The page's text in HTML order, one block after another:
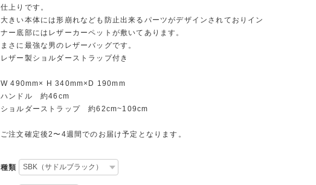
仕上りです。
大きい本体には形崩れなども防止出来るパーツがデザインされておりイン
ナー底部にはレザーカーペットが敷いてあります。
まさに最強な男のレザーバッグです。
レザー製ショルダーストラップ付き
W 490mm× H 340mm×D 190mm
ハンドル 約46cm
ショルダーストラップ 約62cm~109cm
ご注文確定後2〜4週間でのお届け予定となります。
種類